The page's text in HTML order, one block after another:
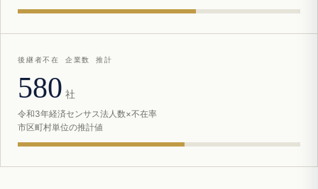
後継者不在 企業数 推計
580 社
令和3年経済センサス法人数×不在率
市区町村単位の推計値